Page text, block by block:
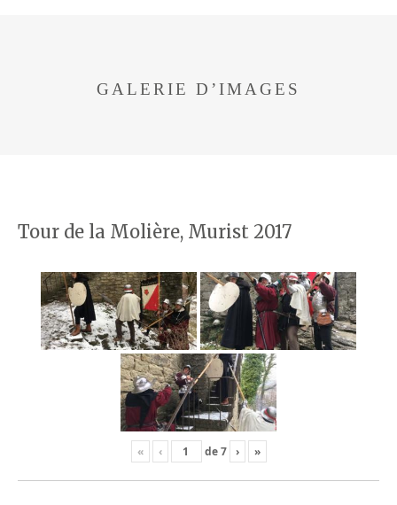
GALERIE D’IMAGES
Tour de la Molière, Murist 2017
« ‹ de7 › »